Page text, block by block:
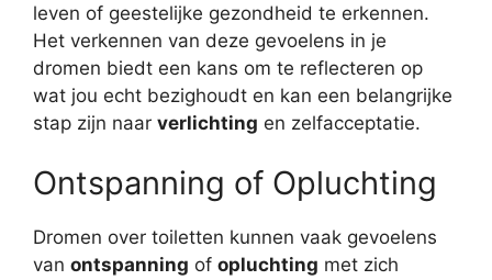
leven of geestelijke gezondheid te erkennen.
Het verkennen van deze gevoelens in je
dromen biedt een kans om te reflecteren op
wat jou echt bezighoudt en kan een belangrijke
stap zijn naar verlichting en zelfacceptatie.
Ontspanning of Opluchting
Dromen over toiletten kunnen vaak gevoelens
van ontspanning of opluchting met zich